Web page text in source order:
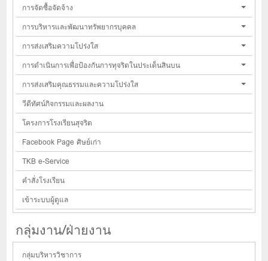
การจัดซื้อจัดจ้าง
การบริหารและพัฒนาทรัพยากรบุคคล
การส่งเสริมความโปร่งใส
การดำเนินการเพื่อป้องกันการทุจริตในประเด็นสินบน
การส่งเสริมคุณธรรมและความโปร่งใส
วีดีทัศน์กิจกรรมและผลงาน
โครงการโรงเรียนสุจริต
Facebook Page ศิษย์เก่า
TKB e-Service
คำสั่งโรงเรียน
เข้าระบบผู้ดูแล
กลุ่มงาน/ฝ่ายงาน
กลุ่มบริหารวิชาการ